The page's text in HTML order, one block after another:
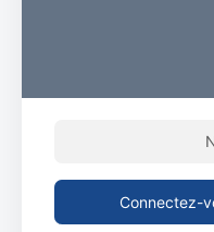
Connectez-